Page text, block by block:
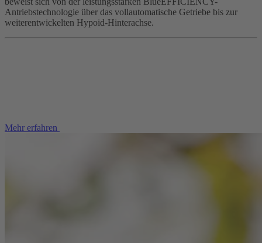
Antriebstechnologie über das vollautomatische Getriebe bis zur
weiterentwickelten Hypoid-Hinterachse.
Mehr erfahren